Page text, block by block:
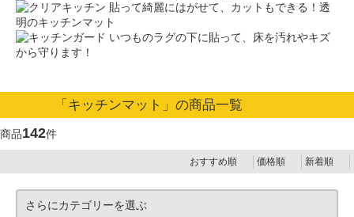
貼って綺麗にはがせて、カットもできる！透
明のキッチンマット
いつものラグの下に貼って、床を汚れやキズ
から守ります！
「キッチンマット」の商品一覧
商品142件
おすすめ順 価格順 新着順
さらにカテゴリーを選ぶ